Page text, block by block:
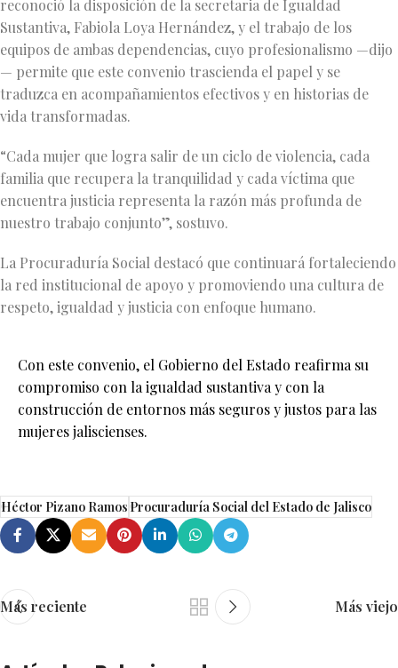
reconoció la disposición de la secretaria de Igualdad
Sustantiva, Fabiola Loya Hernández, y el trabajo de los
equipos de ambas dependencias, cuyo profesionalismo —dijo
— permite que este convenio trascienda el papel y se
traduzca en acompañamientos efectivos y en historias de
vida transformadas.
“Cada mujer que logra salir de un ciclo de violencia, cada
familia que recupera la tranquilidad y cada víctima que
encuentra justicia representa la razón más profunda de
nuestro trabajo conjunto”, sostuvo.
La Procuraduría Social destacó que continuará fortaleciendo
la red institucional de apoyo y promoviendo una cultura de
respeto, igualdad y justicia con enfoque humano.
Con este convenio, el Gobierno del Estado reafirma su
compromiso con la igualdad sustantiva y con la
construcción de entornos más seguros y justos para las
mujeres jaliscienses.
Héctor Pizano RamosProcuraduría Social del Estado de Jalisco
Más reciente Más viejo